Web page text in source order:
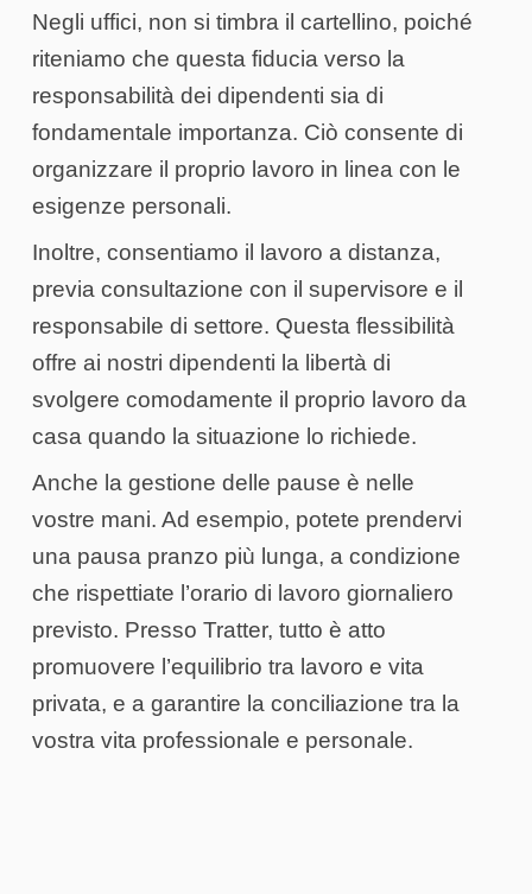
Negli uffici, non si timbra il cartellino, poiché
riteniamo che questa fiducia verso la
responsabilità dei dipendenti sia di
fondamentale importanza. Ciò consente di
organizzare il proprio lavoro in linea con le
esigenze personali.
Inoltre, consentiamo il lavoro a distanza,
previa consultazione con il supervisore e il
responsabile di settore. Questa flessibilità
offre ai nostri dipendenti la libertà di
svolgere comodamente il proprio lavoro da
casa quando la situazione lo richiede.
Anche la gestione delle pause è nelle
vostre mani. Ad esempio, potete prendervi
una pausa pranzo più lunga, a condizione
che rispettiate l’orario di lavoro giornaliero
previsto. Presso Tratter, tutto è atto
promuovere l’equilibrio tra lavoro e vita
privata, e a garantire la conciliazione tra la
vostra vita professionale e personale.